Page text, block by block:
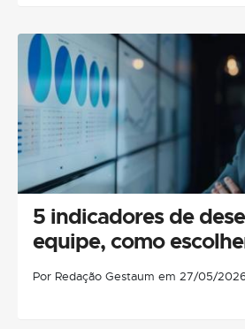
5 indicadores de
equipe, como
Por Redação Gestaum em 27/05/